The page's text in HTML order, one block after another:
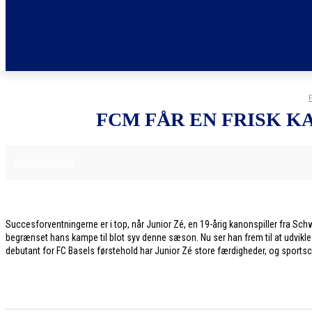
FCM FÅR EN FRISK
Succesforventningerne er i top, når Junior Zé, en 19-årig kanonspiller fra
begrænset hans kampe til blot syv denne sæson. Nu ser han frem til at
debutant for FC Basels førstehold har Junior Zé store færdigheder, og